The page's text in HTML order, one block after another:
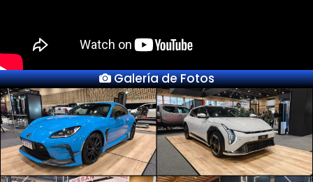
Galería de Fotos